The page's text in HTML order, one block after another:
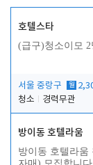
호텔스타
(급구)청소이모
서울 중랑구 월
청소
경력무관
방이동 호텔라움
방이동 호텔라움